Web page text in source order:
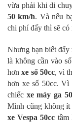
vừa phải khi di
50 km/h. Và nếu
chi phí đấy thì sẽ
Nhưng bạn biết đấy
là không cần vào
hơnxe số 50cc, vì
hơn xe số 50cc. Vì
chiếc xe máy ga
Mình cũng không
xe Vespa 50cc tầm